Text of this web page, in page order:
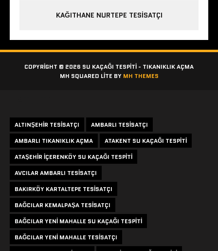
KAĞITHANE NURTEPE TESISATÇI
COPYRIGHT © 2026 SU KAÇAĞI TESPITI - TIKANIKLIK AÇMA
MH SQUARED LITE BY MH THEMES
ALTINŞEHIR TESISATÇI
AMBARLI TESISATÇI
AMBARLI TIKANIKLIK AÇMA
ATAKENT SU KAÇAĞI TESPITI
ATAŞEHIR IÇERENKÖY SU KAÇAĞI TESPITI
AVCILAR AMBARLI TESISATÇI
BAKIRKÖY KARTALTEPE TESISATÇI
BAĞCILAR KEMALPAŞA TESISATÇI
BAĞCILAR YENI MAHALLE SU KAÇAĞI TESPITI
BAĞCILAR YENI MAHALLE TESISATÇI